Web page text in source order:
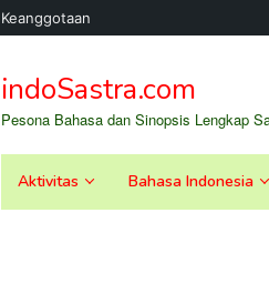
indoSastra.com
Pesona Bahasa dan Sinopsis Lengkap
Aktivitas Bahasa Indonesia